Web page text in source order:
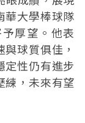
華大學棒球隊
厚望。他表
球質俱佳，
定性仍有進步
練，未來有望